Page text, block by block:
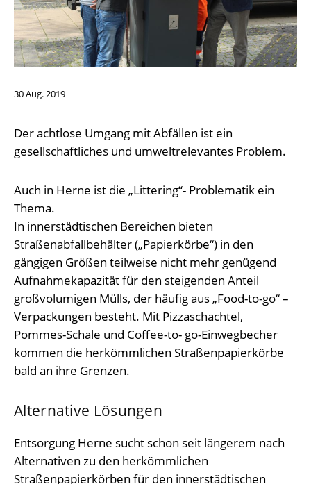
30Aug.2019
Der achtlose Umgang mit Abfällen ist ein
gesellschaftliches und umweltrelevantes Problem.
Auch in Herne ist die „Littering“- Problematik ein
Thema.
In innerstädtischen Bereichen bieten
Straßenabfallbehälter („Papierkörbe“) in den
gängigen Größen teilweise nicht mehr genügend
Aufnahmekapazität für den steigenden Anteil
großvolumigen Mülls, der häufig aus „Food-to-go“ –
Verpackungen besteht. Mit Pizzaschachtel,
Pommes-Schale und Coffee-to- go-Einwegbecher
kommen die herkömmlichen Straßenpapierkörbe
bald an ihre Grenzen.
Alternative Lösungen
Entsorgung Herne sucht schon seit längerem nach
Alternativen zu den herkömmlichen
Straßenpapierkörben für den innerstädtischen